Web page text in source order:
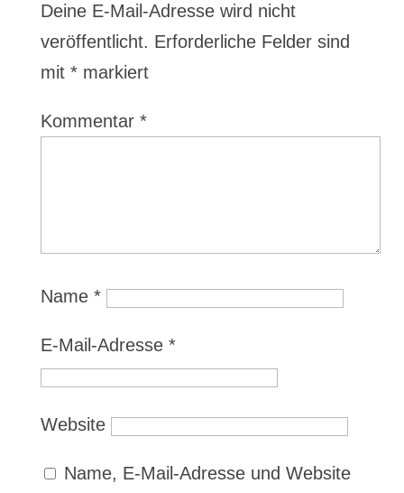
Deine E-Mail-Adresse wird nicht
veröffentlicht. Erforderliche Felder sind
mit *markiert
Kommentar *
Name *
E-Mail-Adresse *
Website
Name, E-Mail-Adresse und Website